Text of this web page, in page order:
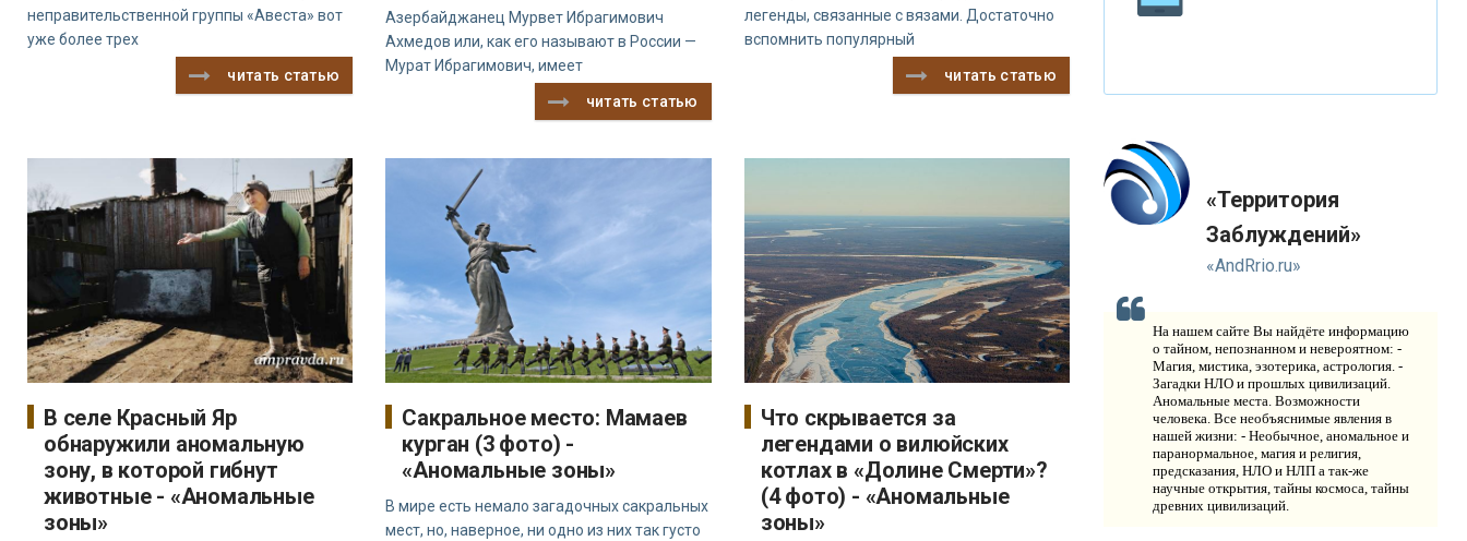
неправительственной группы «Авеста» вот
уже более трех
читать статью
Азербайджанец Мурвет Ибрагимович
Ахмедов или, как его называют в России —
Мурат Ибрагимович, имеет
читать статью
легенды, связанные с вязами. Достаточно
вспомнить популярный
читать статью
В селе Красный Яр
обнаружили аномальную
зону, в которой гибнут
животные - «Аномальные
зоны»
Сакральное место: Мамаев
курган (3 фото) -
«Аномальные зоны»
В мире есть немало загадочных сакральных
мест, но, наверное, ни одно из них так густо
Что скрывается за
легендами о вилюйских
котлах в «Долине Смерти»?
(4 фото) - «Аномальные
зоны»
ИСТОРИЯ ОБО ВСЕМ НА СВЕТЕ
ОКОМПАНИИ
НОВОСТИ «Территория
Заблуждений»
«AndRrio.ru»
На нашем сайте Вы найдёте информацию
о тайном, непознанном и невероятном: -
Магия, мистика, эзотерика, астрология. -
Загадки НЛО и прошлых цивилизаций.
Аномальные места. Возможности
человека. Все необъяснимые явления в
нашей жизни: - Необычное, аномальное и
паранормальное, магия и религия,
предсказания, НЛО и НЛП а так-же
научные открытия, тайны космоса, тайны
древних цивилизаций.